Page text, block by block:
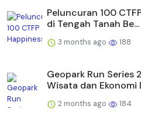
Peluncuran 100
di Tengah Tanah Be...
3 months ago 188
Geopark Run
Wisata dan Ekonomi
2 months ago 184